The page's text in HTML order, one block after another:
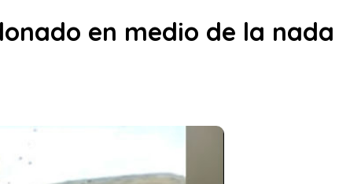
en medio de la